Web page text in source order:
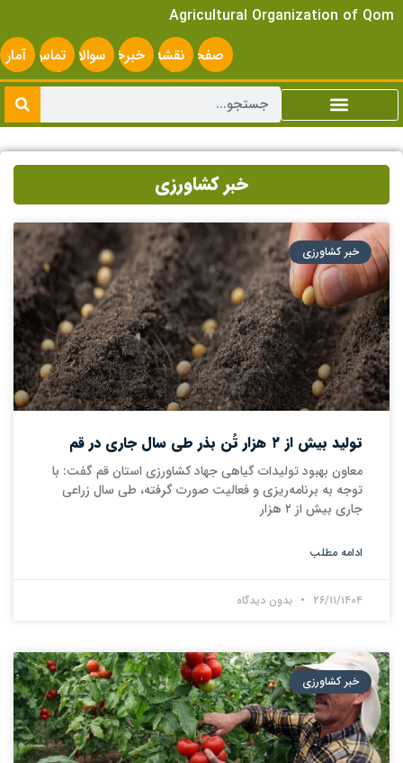
Agricultural Organization of Qom
صفحه
اصلی
نقشه
سایت
خبرخوانسوالات
متداول
تماس
با ما
آمار
خبر کشاورزی
خبر کشاورزی
تولید بیش از ۲ هزار تُن بذر طی سال جاری در قم
معاون بهبود تولیدات گیاهی جهاد کشاورزی استان قم گفت: با
توجه به برنامه‌ریزی و فعالیت صورت گرفته، طی سال زراعی
جاری بیش از ۲ هزار
ادامه مطلب
۲۶/۱۱/۱۴۰۴ بدون دیدگاه
خبر کشاورزی